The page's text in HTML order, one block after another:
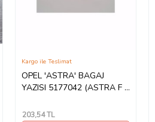
OPEL 'ASTRA' BAGAJ
YAZISI 5177042 (ASTRA F -
Kargo ile Teslimat
203,54 TL